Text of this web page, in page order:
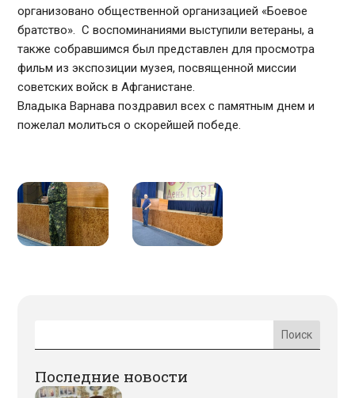
организовано общественной организацией «Боевое
братство». С воспоминаниями выступили ветераны, а
также собравшимся был представлен для просмотра
фильм из экспозиции музея, посвященной миссии
советских войск в Афганистане.
Владыка Варнава поздравил всех с памятным днем и
пожелал молиться о скорейшей победе.
Последние новости